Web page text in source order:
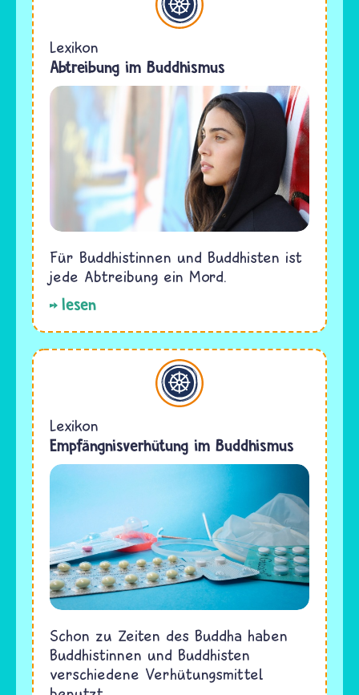
Lexikon
Abtreibung im Buddhismus
Für Buddhistinnen und Buddhisten ist
jede Abtreibung ein Mord.
lesen
Buddhismus
Lexikon
Empfängnisverhütung im Buddhismus
Schon zu Zeiten des Buddha haben
Buddhistinnen und Buddhisten
verschiedene Verhütungsmittel